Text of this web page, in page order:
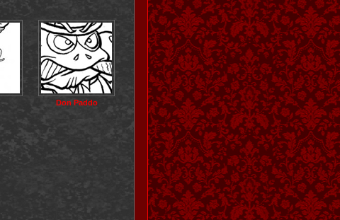
Don Paddo